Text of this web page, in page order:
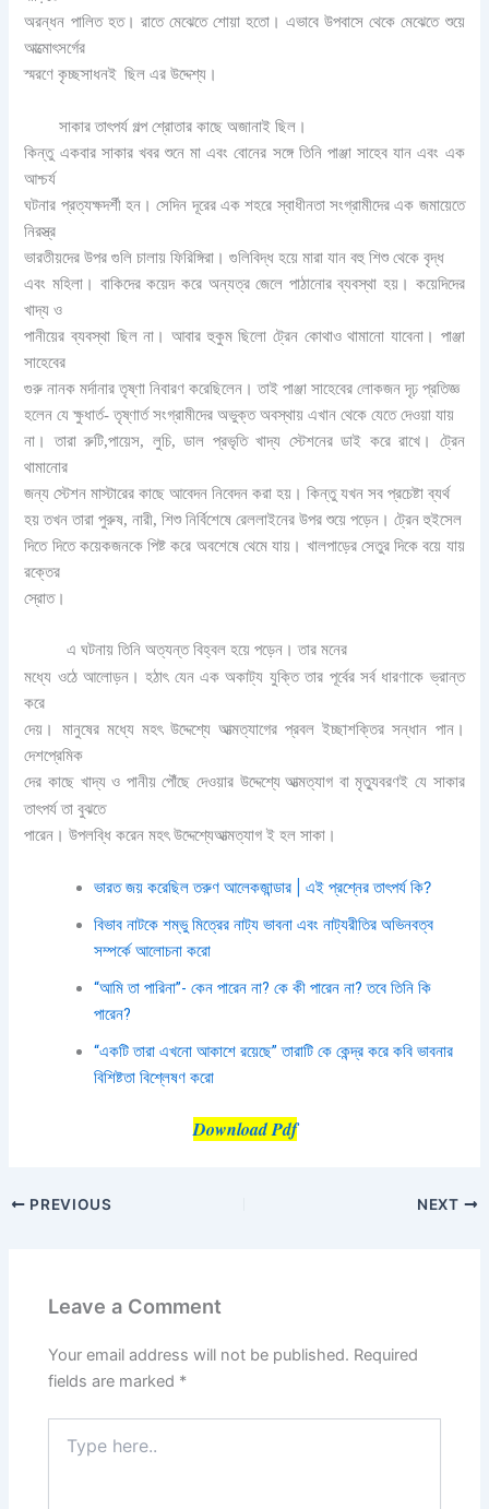
অরন্ধন পালিত হত। রাতে মেঝেতে শোয়া হতো। এভাবে উপবাসে থেকে মেঝেতে শুয়ে
আত্মোৎসর্গের
স্মরণে কৃচ্ছসাধনই ছিল এর উদ্দেশ্য।
সাকার তাৎপর্য গল্প শ্রোতার কাছে অজানাই ছিল।
কিন্তু একবার সাকার খবর শুনে মা এবং বোনের সঙ্গে তিনি পাঞ্জা সাহেব যান এবং এক
আশ্চর্য
ঘটনার প্রত্যক্ষদর্শী হন। সেদিন দূরের এক শহরে স্বাধীনতা সংগ্রামীদের এক জমায়েতে
নিরস্ত্র
ভারতীয়দের উপর গুলি চালায় ফিরিঙ্গিরা। গুলিবিদ্ধ হয়ে মারা যান বহু শিশু থেকে বৃদ্ধ
এবং মহিলা। বাকিদের কয়েদ করে অন্যত্র জেলে পাঠানোর ব্যবস্থা হয়। কয়েদিদের
খাদ্য ও
পানীয়ের ব্যবস্থা ছিল না। আবার হুকুম ছিলো ট্রেন কোথাও থামানো যাবেনা। পাঞ্জা
সাহেবের
গুরু নানক মর্দানার তৃষ্ণা নিবারণ করেছিলেন। তাই পাঞ্জা সাহেবের লোকজন দৃঢ় প্রতিজ্ঞ
হলেন যে ক্ষুধার্ত- তৃষ্ণার্ত সংগ্রামীদের অভুক্ত অবস্থায় এখান থেকে যেতে দেওয়া যায়
না। তারা রুটি,পায়েস, লুচি, ডাল প্রভৃতি খাদ্য স্টেশনের ডাই করে রাখে। ট্রেন
থামানোর
জন্য স্টেশন মাস্টারের কাছে আবেদন নিবেদন করা হয়। কিন্তু যখন সব প্রচেষ্টা ব্যর্থ
হয় তখন তারা পুরুষ, নারী, শিশু নির্বিশেষে রেললাইনের উপর শুয়ে পড়েন। ট্রেন হুইসেল
দিতে দিতে কয়েকজনকে পিষ্ট করে অবশেষে থেমে যায়। খালপাড়ের সেতুর দিকে বয়ে যায়
রক্তের
স্রোত।
এ ঘটনায় তিনি অত্যন্ত বিহ্বল হয়ে পড়েন। তার মনের
মধ্যে ওঠে আলোড়ন। হঠাৎ যেন এক অকাট্য যুক্তি তার পূর্বের সর্ব ধারণাকে ভ্রান্ত
করে
দেয়। মানুষের মধ্যে মহৎ উদ্দেশ্যে আত্মত্যাগের প্রবল ইচ্ছাশক্তির সন্ধান পান।
দেশপ্রেমিক
দের কাছে খাদ্য ও পানীয় পৌঁছে দেওয়ার উদ্দেশ্যে আত্মত্যাগ বা মৃত্যুবরণই যে সাকার
তাৎপর্য তা বুঝতে
পারেন। উপলব্ধি করেন মহৎ উদ্দেশ্যেআত্মত্যাগ ই হল সাকা।
ভারত জয় করেছিল তরুণ আলেকজান্ডার | এই প্রশ্নের তাৎপর্য কি?
বিভাব নাটকে শম্ভু মিত্রের নাট্য ভাবনা এবং নাট্যরীতির অভিনবত্ব
সম্পর্কে আলোচনা করো
“আমি তা পারিনা”- কেন পারেন না? কে কী পারেন না? তবে তিনি কি
পারেন?
“একটি তারা এখনো আকাশে রয়েছে” তারাটি কে কেন্দ্র করে কবি ভাবনার
বিশিষ্টতা বিশ্লেষণ করো
Download Pdf
PREVIOUS NEXT
Leave a Comment
Your email address will not be published. Required
fields are marked *
here..